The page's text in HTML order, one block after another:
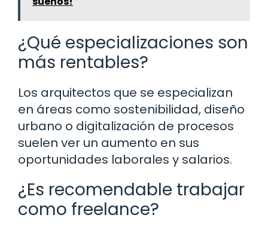
¿Qué especializaciones son
más rentables?
Los arquitectos que se especializan
en áreas como sostenibilidad, diseño
urbano o digitalización de procesos
suelen ver un aumento en sus
oportunidades laborales y salarios.
¿Es recomendable trabajar
como freelance?